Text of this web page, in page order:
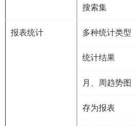
搜索集
报表统计 多种统计类型
统计结果
月、周趋势图
存为报表